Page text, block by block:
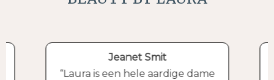
Jeanet Smit
Laura is een hele aardige dame